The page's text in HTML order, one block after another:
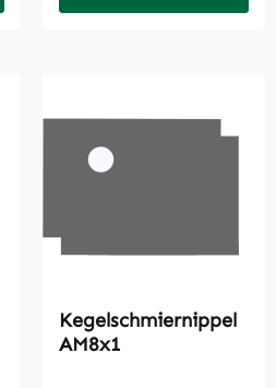
Kegelschmiernippel
AM8x1